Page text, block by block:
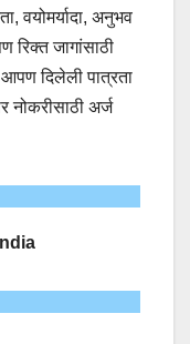
वयोमर्यादा, अनुभव
रिक्त जागांसाठी
आपण दिलेली पात्रता
नोकरीसाठी अर्ज